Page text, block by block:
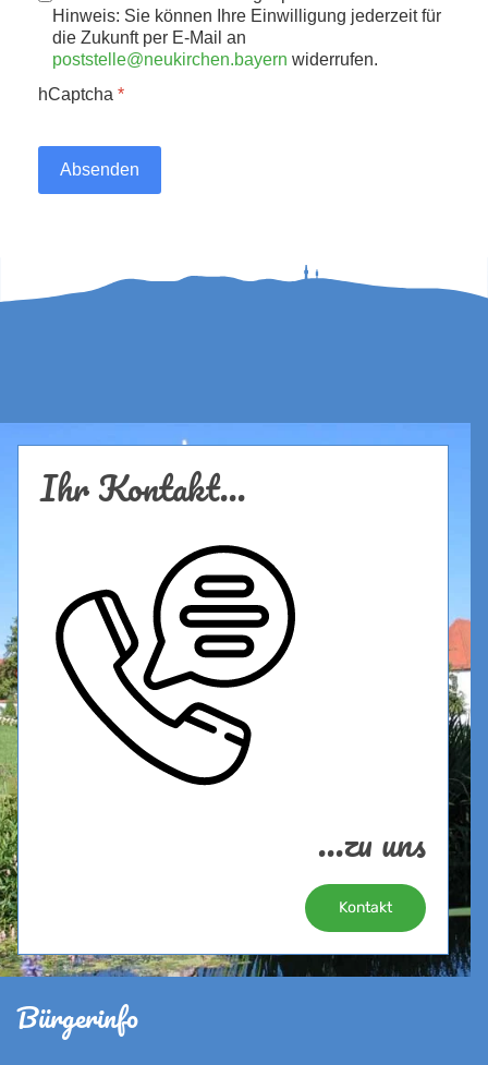
Hinweis: Sie können Ihre Einwilligung jederzeit für
die Zukunft per E-Mail an
poststelle@neukirchen.bayern widerrufen.
hCaptcha *
Absenden
Ihr Kontakt...
...zu uns
Kontakt
Bürgerinfo